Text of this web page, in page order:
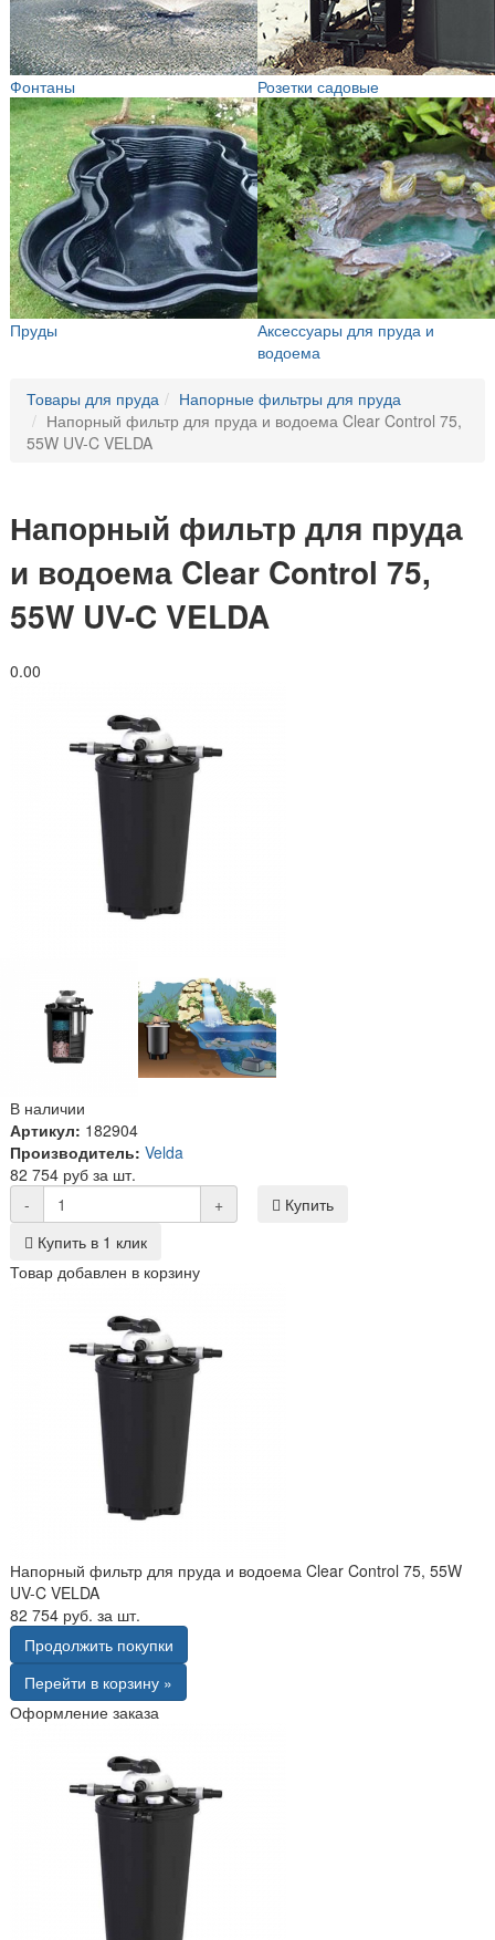
Фонтаны Розетки садовые
Пруды
Аксессуары для пруда и
водоема
Товары для пруда
Напорные фильтры для пруда
Напорный фильтр для пруда и водоема Clear Control 75,
55W UV-C VELDA
Напорный фильтр для пруда
и водоема Clear Control 75,
55W UV-C VELDA
0.00
В наличии
Артикул: 182904
Производитель: Velda
82 754 руб за шт.
-
+
Купить
Купить в 1 клик
Товар добавлен в корзину
Напорный фильтр для пруда и водоема Clear Control 75, 55W
UV-C VELDA
82 754 руб. за шт.
Продолжить покупки
Перейти в корзину »
Оформление заказа